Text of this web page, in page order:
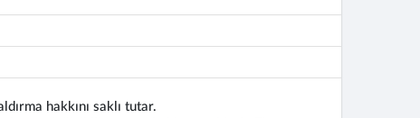
hakkını saklı tutar.